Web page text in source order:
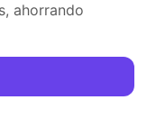
ahorrando